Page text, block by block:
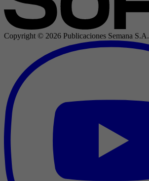
Copyright © 2026 Publicaciones Semana S.A.